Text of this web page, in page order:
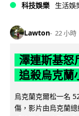
科技娛樂 生活娛
Lawton 22 小時
澤連斯基怒
追殺烏克蘭
烏克蘭克爾松一名
傷，影片由烏克蘭